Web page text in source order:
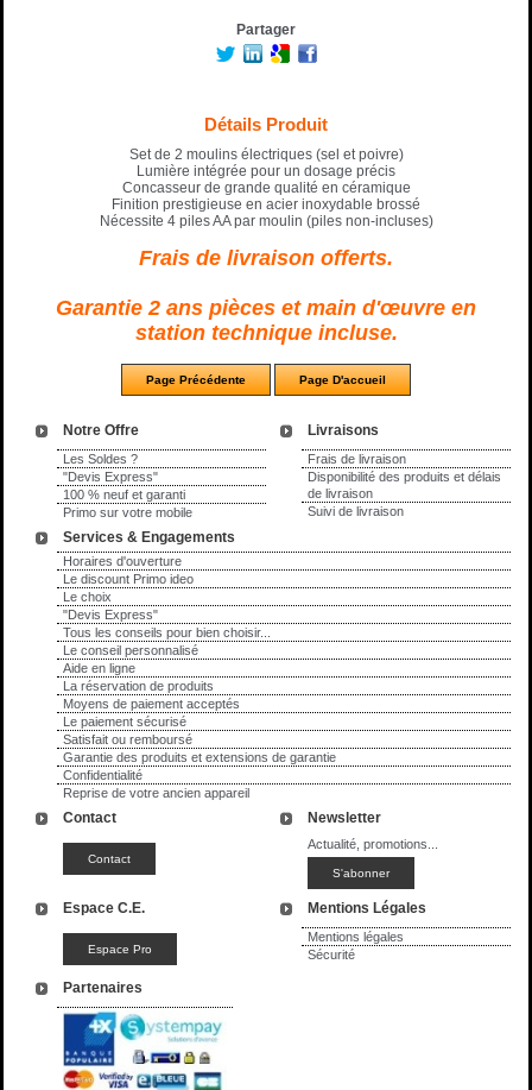
Notre Offre
Les Soldes ?
"Devis Express"
100 % neuf et garanti
Primo sur votre mobile
Livraisons
Frais de livraison
Disponibilité des produits et délais
de livraison
Suivi de livraison
Services & Engagements
Horaires d'ouverture
Le discount Primo ideo
Le choix
"Devis Express"
Tous les conseils pour bien choisir...
Le conseil personnalisé
Aide en ligne
La réservation de produits
Moyens de paiement acceptés
Le paiement sécurisé
Satisfait ou remboursé
Garantie des produits et extensions de garantie
Confidentialité
Reprise de votre ancien appareil
Contact Newsletter
Actualité, promotions...
Espace C.E. Mentions Légales
Mentions légales
Sécurité
Partenaires
Partager
Détails Produit
Set de 2 moulins électriques (sel et poivre)
Lumière intégrée pour un dosage précis
Concasseur de grande qualité en céramique
Finition prestigieuse en acier inoxydable brossé
Nécessite 4 piles AA par moulin (piles non-incluses)
Frais de livraison offerts.
Garantie 2 ans pièces et main d'œuvre en
station technique incluse.